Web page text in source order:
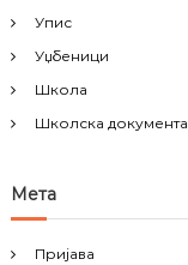
Упис
Уџбеници
Школа
Школска документа
Мета
Пријава